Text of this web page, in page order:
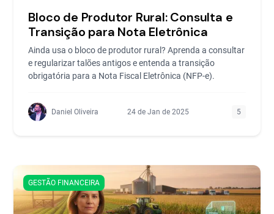
Bloco de Produtor Rural: Consulta e
Transição para Nota Eletrônica
Ainda usa o bloco de produtor rural? Aprenda a consultar
e regularizar talões antigos e entenda a transição
obrigatória para a Nota Fiscal Eletrônica (NFP-e).
Daniel Oliveira 24 de Jan de 2025 5
GESTÃO FINANCEIRA